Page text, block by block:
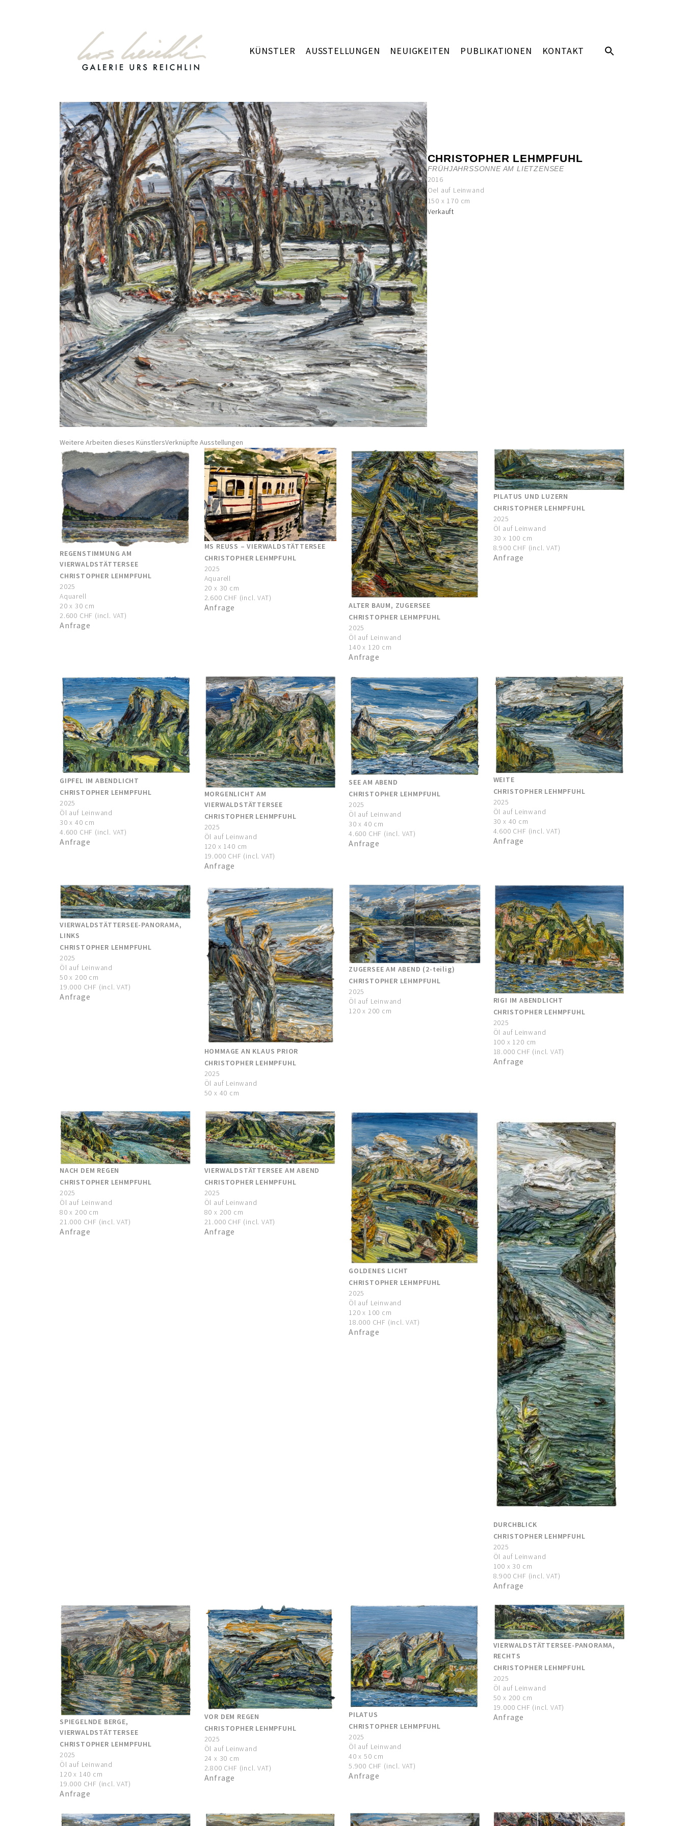
KÜNSTLER AUSSTELLUNGEN NEUIGKEITEN PUBLIKATIONEN KONTAKT
CHRISTOPHER LEHMPFUHL
FRÜHJAHRSSONNE AM LIETZENSEE
2016
Oel auf Leinwand
150 x 170 cm
Verkauft
Weitere Arbeiten dieses KünstlersVerknüpfte Ausstellungen
REGENSTIMMUNG AM
VIERWALDSTÄTTERSEE
CHRISTOPHER LEHMPFUHL
2025
Aquarell
20 x 30 cm
2.600 CHF (incl. VAT)
Anfrage
MS REUSS – VIERWALDSTÄTTERSEE
CHRISTOPHER LEHMPFUHL
2025
Aquarell
20 x 30 cm
2.600 CHF (incl. VAT)
Anfrage
ALTER BAUM, ZUGERSEE
CHRISTOPHER LEHMPFUHL
2025
Öl auf Leinwand
140 x 120 cm
Anfrage
PILATUS UND LUZERN
CHRISTOPHER LEHMPFUHL
2025
Öl auf Leinwand
30 x 100 cm
8.900 CHF (incl. VAT)
Anfrage
GIPFEL IM ABENDLICHT
CHRISTOPHER LEHMPFUHL
2025
Öl auf Leinwand
30 x 40 cm
4.600 CHF (incl. VAT)
Anfrage
MORGENLICHT AM
VIERWALDSTÄTTERSEE
CHRISTOPHER LEHMPFUHL
2025
Öl auf Leinwand
120 x 140 cm
19.000 CHF (incl. VAT)
Anfrage
SEE AM ABEND
CHRISTOPHER LEHMPFUHL
2025
Öl auf Leinwand
30 x 40 cm
4.600 CHF (incl. VAT)
Anfrage
WEITE
CHRISTOPHER LEHMPFUHL
2025
Öl auf Leinwand
30 x 40 cm
4.600 CHF (incl. VAT)
Anfrage
VIERWALDSTÄTTERSEE-PANORAMA,
LINKS
CHRISTOPHER LEHMPFUHL
2025
Öl auf Leinwand
50 x 200 cm
19.000 CHF (incl. VAT)
Anfrage
HOMMAGE AN KLAUS PRIOR
CHRISTOPHER LEHMPFUHL
2025
Öl auf Leinwand
50 x 40 cm
ZUGERSEE AM ABEND (2-teilig)
CHRISTOPHER LEHMPFUHL
2025
Öl auf Leinwand
120 x 200 cm
RIGI IM ABENDLICHT
CHRISTOPHER LEHMPFUHL
2025
Öl auf Leinwand
100 x 120 cm
18.000 CHF (incl. VAT)
Anfrage
NACH DEM REGEN
CHRISTOPHER LEHMPFUHL
2025
Öl auf Leinwand
80 x 200 cm
21.000 CHF (incl. VAT)
Anfrage
VIERWALDSTÄTTERSEE AM ABEND
CHRISTOPHER LEHMPFUHL
2025
Öl auf Leinwand
80 x 200 cm
21.000 CHF (incl. VAT)
Anfrage
GOLDENES LICHT
CHRISTOPHER LEHMPFUHL
2025
Öl auf Leinwand
120 x 100 cm
18.000 CHF (incl. VAT)
Anfrage
DURCHBLICK
CHRISTOPHER LEHMPFUHL
2025
Öl auf Leinwand
100 x 30 cm
8.900 CHF (incl. VAT)
Anfrage
SPIEGELNDE BERGE,
VIERWALDSTÄTTERSEE
CHRISTOPHER LEHMPFUHL
2025
Öl auf Leinwand
120 x 140 cm
19.000 CHF (incl. VAT)
Anfrage
VOR DEM REGEN
CHRISTOPHER LEHMPFUHL
2025
Öl auf Leinwand
24 x 30 cm
2.800 CHF (incl. VAT)
Anfrage
PILATUS
CHRISTOPHER LEHMPFUHL
2025
Öl auf Leinwand
40 x 50 cm
5.900 CHF (incl. VAT)
Anfrage
VIERWALDSTÄTTERSEE-PANORAMA,
RECHTS
CHRISTOPHER LEHMPFUHL
2025
Öl auf Leinwand
50 x 200 cm
19.000 CHF (incl. VAT)
Anfrage